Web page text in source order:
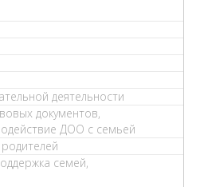
деятельности
документов,
ДОО с семьей
семей,